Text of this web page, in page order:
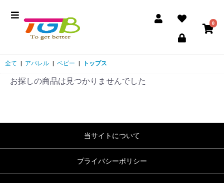
0
全て アパレル ベビー トップス
お探しの商品は見つかりませんでした
当サイトについて
プライバシーポリシー